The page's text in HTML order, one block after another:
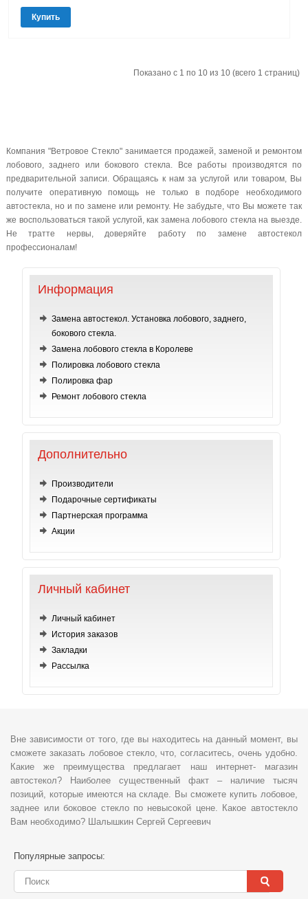
Купить
Показано с 1 по 10 из 10 (всего 1 страниц)
Компания "Ветровое Стекло" занимается продажей, заменой и ремонтом
лобового, заднего или бокового стекла. Все работы производятся по
предварительной записи. Обращаясь к нам за услугой или товаром, Вы
получите оперативную помощь не только в подборе необходимого
автостекла, но и по замене или ремонту. Не забудьте, что Вы можете так
же воспользоваться такой услугой, как замена лобового стекла на выезде.
Не тратте нервы, доверяйте работу по замене автостекол
профессионалам!
Информация
Замена автостекол. Установка лобового, заднего,
бокового стекла.
Замена лобового стекла в Королеве
Полировка лобового стекла
Полировка фар
Ремонт лобового стекла
Дополнительно
Производители
Подарочные сертификаты
Партнерская программа
Акции
Личный кабинет
Личный кабинет
История заказов
Закладки
Рассылка
Вне зависимости от того, где вы находитесь на данный момент, вы
сможете заказать лобовое стекло, что, согласитесь, очень удобно.
Какие же преимущества предлагает наш интернет- магазин
автостекол? Наиболее существенный факт – наличие тысяч
позиций, которые имеются на складе. Вы сможете купить лобовое,
заднее или боковое стекло по невысокой цене. Какое автостекло
Вам необходимо? Шалышкин Сергей Сергеевич
Популярные запросы: